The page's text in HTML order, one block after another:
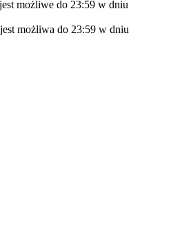
możliwe do 23:59 w dniu
możliwa do 23:59 w dniu